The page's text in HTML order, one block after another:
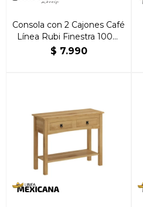
Consola con 2 Cajones Café
Línea Rubi Finestra 100%
Madera Maciza
$ 7.990